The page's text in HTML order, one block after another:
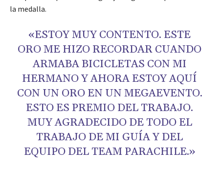
la medalla.
«ESTOY MUY CONTENTO. ESTE
ORO ME HIZO RECORDAR CUANDO
ARMABA BICICLETAS CON MI
HERMANO Y AHORA ESTOY AQUÍ
CON UN ORO EN UN MEGAEVENTO.
ESTO ES PREMIO DEL TRABAJO.
MUY AGRADECIDO DE TODO EL
TRABAJO DE MI GUÍA Y DEL
EQUIPO DEL TEAM PARACHILE.»